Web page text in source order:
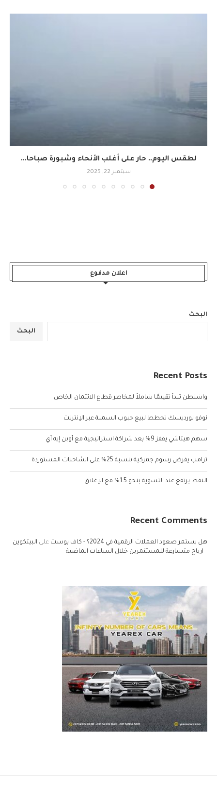
لطقس اليوم.. حار على أغلب الأنحاء وشبورة صباحا...
سبتمبر 22, 2025
اعلان مدفوع
البحث
البحث
Recent Posts
واشنطن تبدأ تقييمًا شاملاً لمخاطر قطاع الائتمان الخاص
نوفو نورديسك تخطط لبيع حبوب السمنة عبر الإنترنت
سهم هيتاشي يقفز 9% بعد شراكة استراتيجية مع أوبن إيه آي
ترامب يفرض رسوم جمركية بنسبة 25% على الشاحنات المستوردة
النفط يرتفع عند التسوية بنحو 1.5% مع الإغلاق
Recent Comments
هل يستمر صعود العملات الرقمية في 2024؟ - كاف بوست على البيتكوين
– ارباح متسارعة للمستثمرين خلال الساعات الماضية